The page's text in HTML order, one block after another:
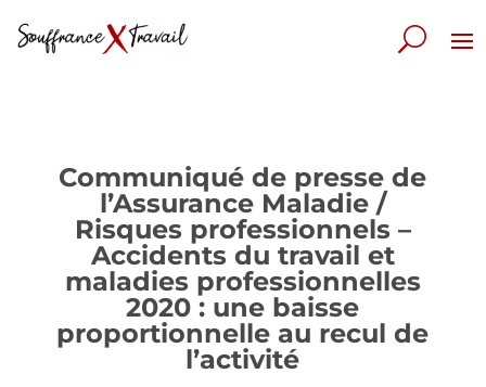
Communiqué de presse de
l’Assurance Maladie /
Risques professionnels –
Accidents du travail et
maladies professionnelles
2020 : une baisse
proportionnelle au recul de
l’activité